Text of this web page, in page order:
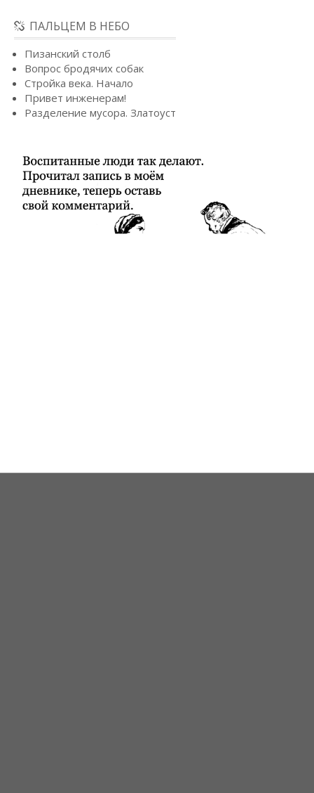
ПАЛЬЦЕМ В НЕБО
Пизанский столб
Вопрос бродячих собак
Стройка века. Начало
Привет инженерам!
Разделение мусора. Златоуст